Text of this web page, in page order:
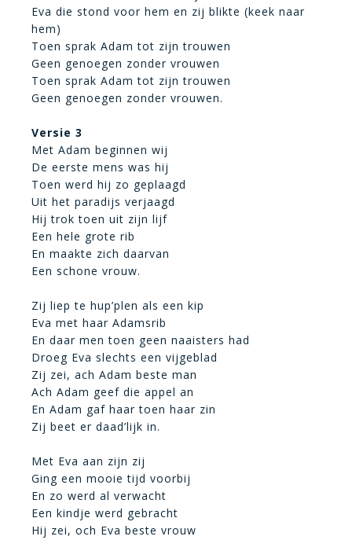
Eva die stond voor hem en zij blikte (keek naar
hem)
Toen sprak Adam tot zijn trouwen
Geen genoegen zonder vrouwen
Toen sprak Adam tot zijn trouwen
Geen genoegen zonder vrouwen.
Versie 3
Met Adam beginnen wij
De eerste mens was hij
Toen werd hij zo geplaagd
Uit het paradijs verjaagd
Hij trok toen uit zijn lijf
Een hele grote rib
En maakte zich daarvan
Een schone vrouw.
Zij liep te hup’plen als een kip
Eva met haar Adamsrib
En daar men toen geen naaisters had
Droeg Eva slechts een vijgeblad
Zij zei, ach Adam beste man
Ach Adam geef die appel an
En Adam gaf haar toen haar zin
Zij beet er daad’lijk in.
Met Eva aan zijn zij
Ging een mooie tijd voorbij
En zo werd al verwacht
Een kindje werd gebracht
Hij zei, och Eva beste vrouw